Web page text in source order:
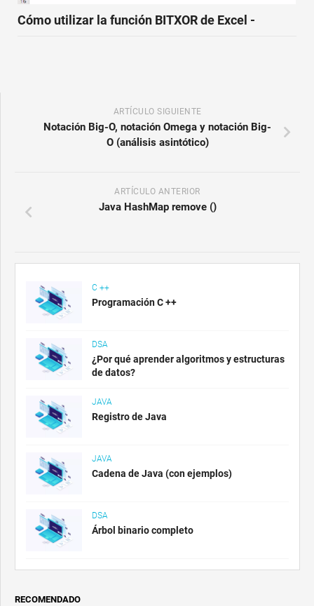
Cómo utilizar la función BITXOR de Excel -
ARTÍCULO SIGUIENTE
Notación Big-O, notación Omega y notación Big-
O (análisis asintótico)
ARTÍCULO ANTERIOR
Java HashMap remove ()
C ++
Programación C ++
DSA
¿Por qué aprender algoritmos y estructuras
de datos?
JAVA
Registro de Java
JAVA
Cadena de Java (con ejemplos)
DSA
Árbol binario completo
RECOMENDADO